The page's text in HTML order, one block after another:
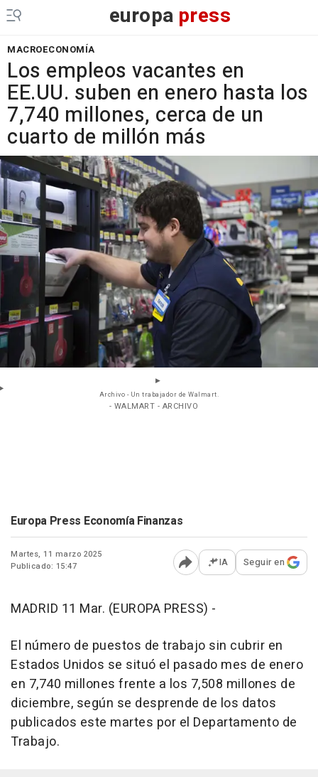
europa press
MACROECONOMÍA
Los empleos vacantes en
EE.UU. suben en enero hasta los
7,740 millones, cerca de un
cuarto de millón más
Archivo - Un trabajador de Walmart.
- WALMART - ARCHIVO
Europa Press Economía Finanzas
Martes, 11 marzo 2025
Publicado: 15:47
Abrir opciones para
IA Seguir en
MADRID 11 Mar. (EUROPA PRESS) -
El número de puestos de trabajo sin cubrir en
Estados Unidos se situó el pasado mes de enero
en 7,740 millones frente a los 7,508 millones de
diciembre, según se desprende de los datos
publicados este martes por el Departamento de
Trabajo.